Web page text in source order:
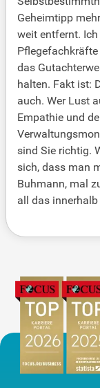
Geheimtipp
weit entfernt.
das
halten. Fakt ist:
auch. Wer Lust
Empathie und
sind Sie richtig.
sich, dass man
Buhmann, mal
all das